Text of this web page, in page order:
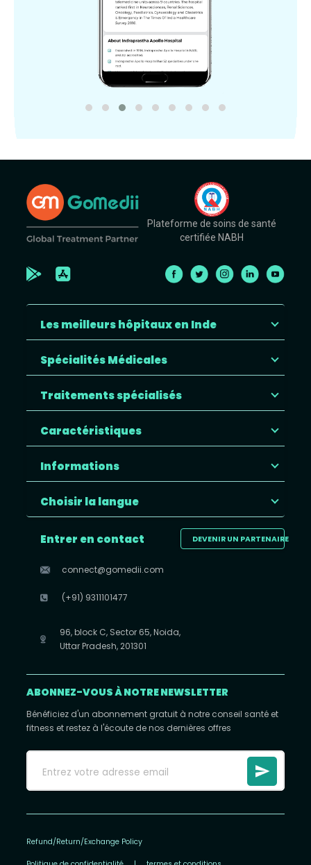
Plateforme de soins de santé
certifiée NABH
Les meilleurs hôpitaux en Inde
Spécialités Médicales
Traitements spécialisés
Caractéristiques
Informations
Choisir la langue
DEVENIR UN PARTENAIRE
Entrer en contact
connect@gomedii.com
(+91) 9311101477
96, block C, Sector 65, Noida,
Uttar Pradesh, 201301
ABONNEZ-VOUS À NOTRE NEWSLETTER
Bénéficiez d'un abonnement gratuit à notre conseil santé et
fitness et restez à l'écoute de nos dernières offres
Refund/Return/Exchange Policy